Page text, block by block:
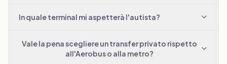
In quale terminal mi aspetterà l'autista?
Vale la pena scegliere un transfer privato rispetto
all'Aerobus o alla metro?